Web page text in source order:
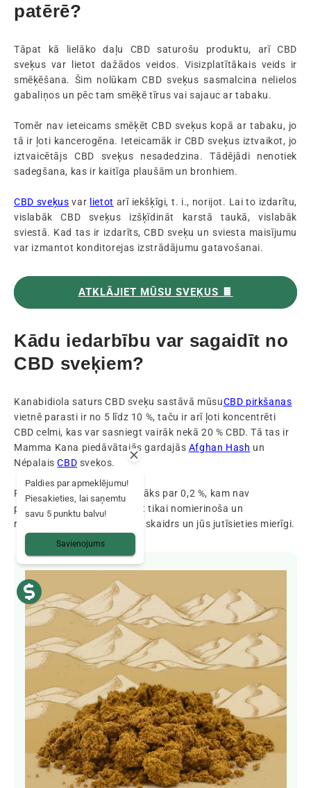
patērē?
Tāpat kā lielāko daļu CBD saturošu produktu, arī CBD
sveķus var lietot dažādos veidos. Visizplatītākais veids ir
smēķēšana. Šim nolūkam CBD sveķus sasmalcina nelielos
gabaliņos un pēc tam smēķē tīrus vai sajauc ar tabaku.
Tomēr nav ieteicams smēķēt CBD sveķus kopā ar tabaku, jo
tā ir ļoti kancerogēna. Ieteicamāk ir CBD sveķus iztvaikot, jo
iztvaicētājs CBD sveķus nesadedzina. Tādējādi nenotiek
sadegšana, kas ir kaitīga plaušām un bronhiem.
CBD sveķus var lietot arī iekšķīgi, t. i., norijot. Lai to izdarītu,
vislabāk CBD sveķus izšķīdināt karstā taukā, vislabāk
sviestā. Kad tas ir izdarīts, CBD sveķu un sviesta maisījumu
var izmantot konditorejas izstrādājumu gatavošanai.
ATKLĀJIET MŪSU SVEĶUS 🍫
Kādu iedarbību var sagaidīt no
CBD sveķiem?
Kanabidiola saturs CBD sveķu sastāvā mūsuCBD pirkšanas
vietnē parasti ir no 5 līdz 10 %, taču ir arī ļoti koncentrēti
CBD celmi, kas var sasniegt vairāk nekā 20 % CBD. Tā tas ir
Mamma Kana piedāvātajās gardajās Afghan Hash un
NépalaisCBD sveķos.
Protams, THC saturs ir mazāks par 0,2 %, kam nav
psihoaktīvas iedarbības, bet tikai nomierinoša un
relaksējoša. Jūsu prāts būs skaidrs un jūs jutīsieties mierīgi.
Paldies par apmeklējumu!
Piesakieties, lai saņemtu
savu 5 punktu balvu!
Savienojums